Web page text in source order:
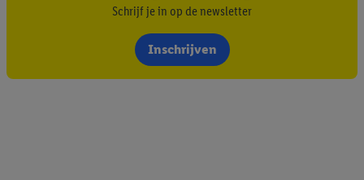
Schrijf je in op de newsletter
Inschrijven